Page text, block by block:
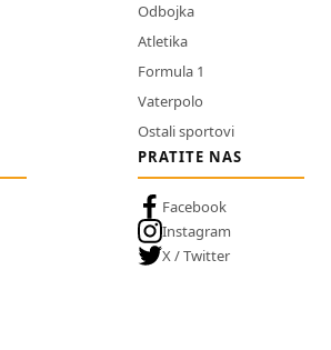
Odbojka
Atletika
Formula 1
Vaterpolo
Ostali sportovi
PRATITE NAS
Facebook
Instagram
X / Twitter